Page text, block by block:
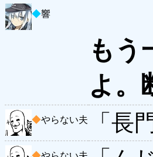
◆響
もう
よ。
◆やらない夫 「長